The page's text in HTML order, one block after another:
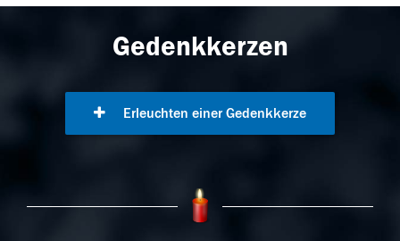
Gedenkkerzen
Erleuchten einer Gedenkkerze